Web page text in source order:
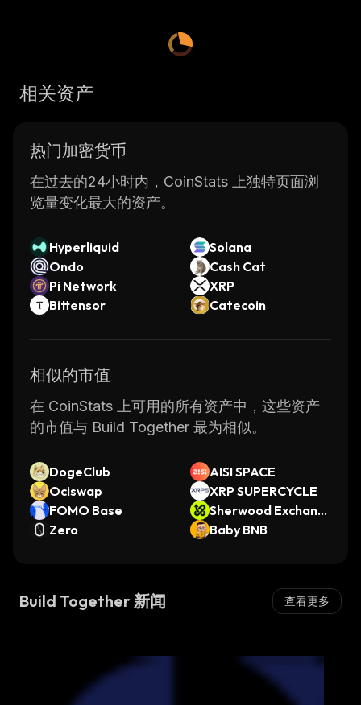
相关资产
热门加密货币
在过去的24小时内，CoinStats 上独特页面浏
览量变化最大的资产。
Hyperliquid
Solana
Ondo
Cash Cat
Pi Network
XRP
Bittensor
Catecoin
相似的市值
在 CoinStats 上可用的所有资产中，这些资产
的市值与 Build Together 最为相似。
DogeClub
AISI SPACE
Ociswap
XRP SUPERCYCLE
FOMO Base
Sherwood Exchang
e
Zero Baby BNB
Build Together 新闻 查看更多